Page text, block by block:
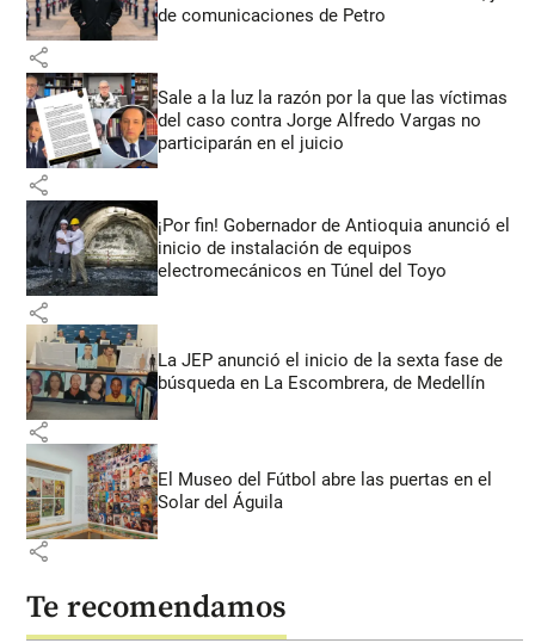
de comunicaciones de Petro
share
Sale a la luz la razón por la que las víctimas
del caso contra Jorge Alfredo Vargas no
participarán en el juicio
share
¡Por fin! Gobernador de Antioquia anunció el
inicio de instalación de equipos
electromecánicos en Túnel del Toyo
share
La JEP anunció el inicio de la sexta fase de
búsqueda en La Escombrera, de Medellín
share
El Museo del Fútbol abre las puertas en el
Solar del Águila
share
Te recomendamos